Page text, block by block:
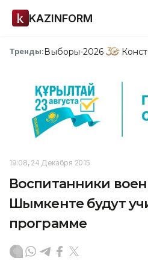
KAZINFORM
Тренды:Выборы-2026
19:08, 24 Декабря 2015
Воспитанники
Шымкенте будут
программе